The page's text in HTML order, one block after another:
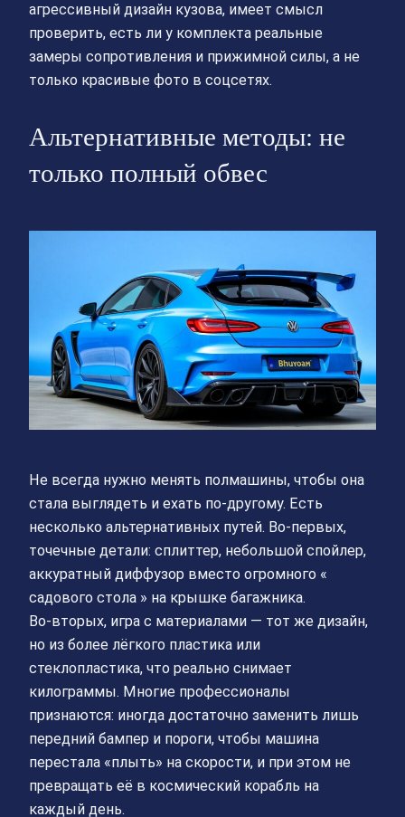
агрессивный дизайн кузова, имеет смысл
проверить, есть ли у комплекта реальные
замеры сопротивления и прижимной силы, а не
только красивые фото в соцсетях.
Альтернативные методы: не
только полный обвес
Не всегда нужно менять полмашины, чтобы она
стала выглядеть и ехать по‑другому. Есть
несколько альтернативных путей. Во‑первых,
точечные детали: сплиттер, небольшой спойлер,
аккуратный диффузор вместо огромного «
садового стола » на крышке багажника.
Во‑вторых, игра с материалами — тот же дизайн,
но из более лёгкого пластика или
стеклопластика, что реально снимает
килограммы. Многие профессионалы
признаются: иногда достаточно заменить лишь
передний бампер и пороги, чтобы машина
перестала «плыть» на скорости, и при этом не
превращать её в космический корабль на
каждый день.